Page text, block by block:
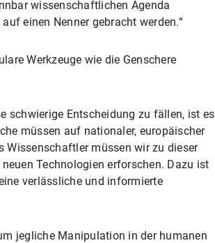
wissenschaftlichen Agenda
einen Nenner gebracht werden.“
Werkzeuge wie die Genschere
schwierige Entscheidung zu fällen, ist es
müssen auf nationaler, europäischer
Wissenschaftler müssen wir zu dieser
Technologien erforschen. Dazu ist
verlässliche und informierte
jegliche Manipulation in der humanen